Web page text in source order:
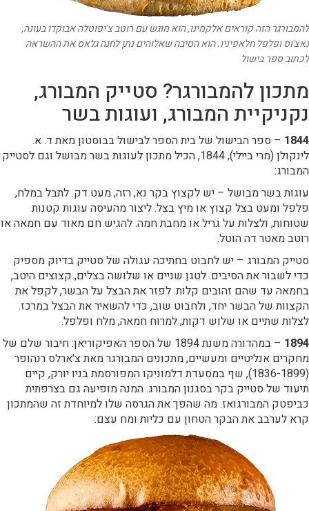
להמבורגר הזה קוראים אלקמינו, הוא מוגש עם רוטב צ'יפוטלה אבוקדו בעונה,
נאצ'וס ופלפל חלאפיניו. הוא הסיבה שאלוהים נתן לחנה גלאס את ההשראה
לכתוב ספר בישול
מתכון להמבורגר? סטייק המבורג,
נקניקיית המבורג, ועוגות בשר
1844 – ספר הבישול של בית הספר לבישול בבוסטון מאת ד. א.
לינקולן (מרי ביילי), 1844, הכיל מתכון לעוגות בשר מבושל וגם לסטייק
המבורג:
עוגות בשר מבושל – יש לקצוץ בקר נא, רזה, מעט דק. לתבל במלח,
פלפל ומעט בצל קצוץ או מיץ בצל. ליצור מהעיסה עוגות קטנות
שטוחות, ולצלות על גריל או מחבת חמה. להגיש חם מאוד עם חמאה או
רוטב מאטר דה הוטל.
סטייק המבורג – יש לחבוט בחתיכה עגולה של סטייק בדיוק מספיק
כדי לשבור את הסיבים. לטגן שניים או שלושה בצלים, קצוצים היטב,
בחמאה עד שהם זהובים קלות. לפזר את הבצל על הבשר, לקפל את
הקצוות של הבשר יחד, ולחבוט שוב, כדי להשאיר את הבצל במרכז.
לצלות שתיים או שלוש דקות, למרוח חמאה, מלח ופלפל.
1894
– במהדורה משנת 1894 של הספר האפיקוריאן: חיבור שלם של
מחקרים אנליטיים ומעשיים, מתכונים המבורגר מאת צ'ארלס רנהופר
(1836-1899), שף במסעדת דלמוניקו המפורסמת בניו יורק, קיים
תיעוד של סטייק בקר בסגנון המבורג. המנה מופיעה גם בצרפתית
כביפטק המבורגואז. מה שהפך את הגרסה שלו למיוחדת זה שהמתכון
קרא לערבב את הבקר הטחון עם כליות ומח עצם: